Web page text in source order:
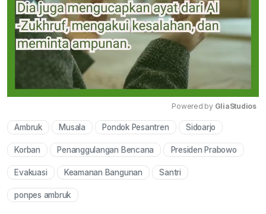
Mute
Powered by GliaStudios
Ambruk Musala Pondok Pesantren Sidoarjo
Korban Penanggulangan Bencana Presiden Prabowo
Evakuasi Keamanan Bangunan Santri
ponpes ambruk